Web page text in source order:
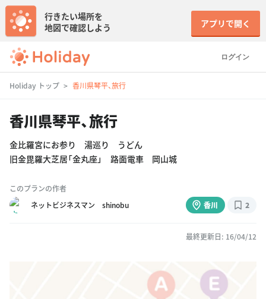
ログイン
行きたい場所を
地図で確認しよう
アプリで開く
Holiday トップ 香川県琴平、旅行
香川県琴平、旅行
金比羅宮にお参り 湯巡り うどん
旧金毘羅大芝居「金丸座」 路面電車 岡山城
このプランの作者
ネットビジネスマン shinobu
香川 2
最終更新日: 16/04/12